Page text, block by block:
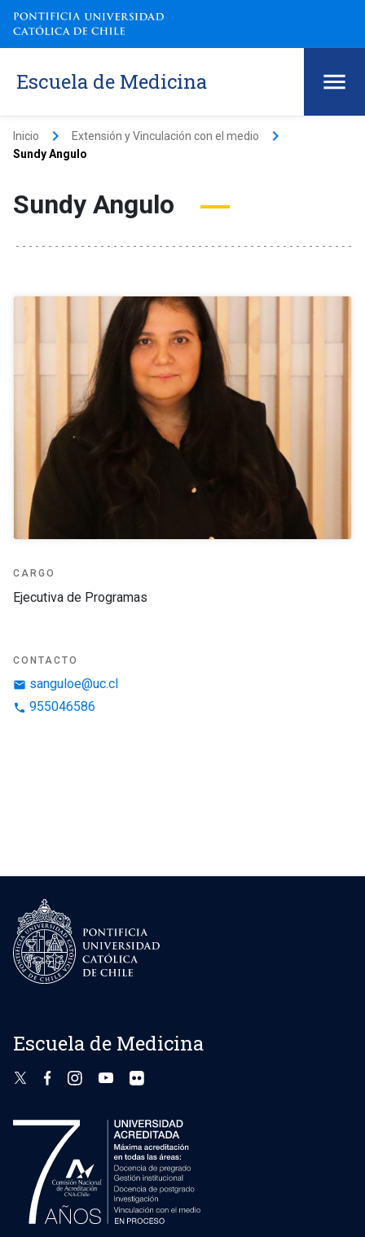
Escuela de Medicina
Inicio keyboard_arrow_right Extensión y Vinculación con el medio keyboard_arrow_right
Sundy Angulo
Sundy Angulo
CARGO
Ejecutiva de Programas
CONTACTO
email sanguloe@uc.cl
phone 955046586
Escuela de Medicina